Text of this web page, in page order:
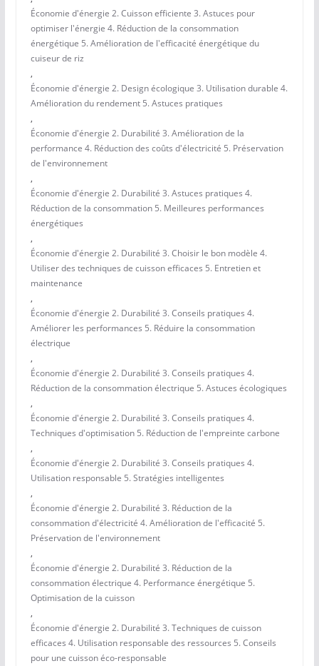
Économie d'énergie 2. Cuisson efficiente 3. Astuces pour
optimiser l'énergie 4. Réduction de la consommation
énergétique 5. Amélioration de l'efficacité énergétique du
cuiseur de riz
,
Économie d'énergie 2. Design écologique 3. Utilisation durable 4.
Amélioration du rendement 5. Astuces pratiques
,
Économie d'énergie 2. Durabilité 3. Amélioration de la
performance 4. Réduction des coûts d'électricité 5. Préservation
de l'environnement
,
Économie d'énergie 2. Durabilité 3. Astuces pratiques 4.
Réduction de la consommation 5. Meilleures performances
énergétiques
,
Économie d'énergie 2. Durabilité 3. Choisir le bon modèle 4.
Utiliser des techniques de cuisson efficaces 5. Entretien et
maintenance
,
Économie d'énergie 2. Durabilité 3. Conseils pratiques 4.
Améliorer les performances 5. Réduire la consommation
électrique
,
Économie d'énergie 2. Durabilité 3. Conseils pratiques 4.
Réduction de la consommation électrique 5. Astuces écologiques
,
Économie d'énergie 2. Durabilité 3. Conseils pratiques 4.
Techniques d'optimisation 5. Réduction de l'empreinte carbone
,
Économie d'énergie 2. Durabilité 3. Conseils pratiques 4.
Utilisation responsable 5. Stratégies intelligentes
,
Économie d'énergie 2. Durabilité 3. Réduction de la
consommation d'électricité 4. Amélioration de l'efficacité 5.
Préservation de l'environnement
,
Économie d'énergie 2. Durabilité 3. Réduction de la
consommation électrique 4. Performance énergétique 5.
Optimisation de la cuisson
,
Économie d'énergie 2. Durabilité 3. Techniques de cuisson
efficaces 4. Utilisation responsable des ressources 5. Conseils
pour une cuisson éco-responsable